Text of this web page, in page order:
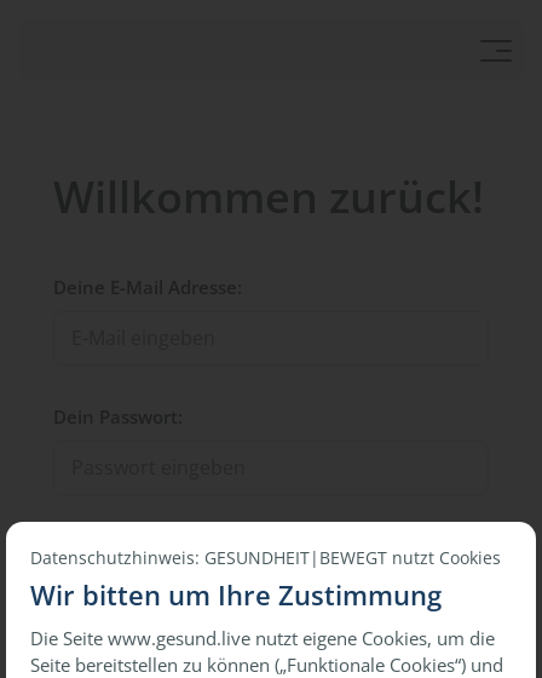
oder
Datenschutzhinweis: GESUNDHEIT|BEWEGT nutzt Cookies
Wir bitten um Ihre Zustimmung
Die Seite www.gesund.live nutzt eigene Cookies, um die
Seite bereitstellen zu können („Funktionale Cookies“) und